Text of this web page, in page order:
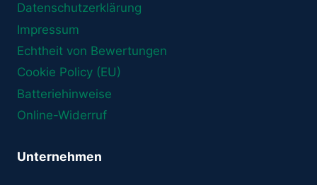
Datenschutzerklärung
Impressum
Echtheit von Bewertungen
Cookie Policy (EU)
Batteriehinweise
Online-Widerruf
Unternehmen